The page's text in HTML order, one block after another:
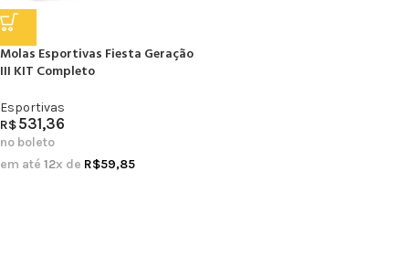
Molas Esportivas Fiesta Geração
III KIT Completo
Esportivas
R$531,36
no boleto
em até 12x de R$59,85